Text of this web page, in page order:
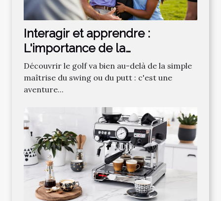
Interagir et apprendre :
L'importance de la
communauté dans
l'apprentissage du golf
Découvrir le golf va bien au-delà de la simple
maîtrise du swing ou du putt : c'est une
aventure...